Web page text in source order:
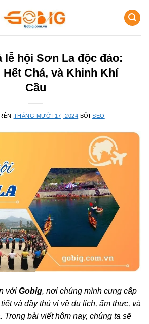
lễ hội Sơn La độc đáo:
Hết Chá, và Khinh Khí
Cầu
THÁNG MƯỜI 17, 2024 BỞISEO
với Gobig, nơi chúng mình cung cấp
và đầy thú vị về du lịch, ẩm thực, và
Trong bài viết hôm nay, chúng ta sẽ